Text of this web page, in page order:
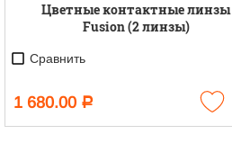
Цветные контактные линзы
Fusion (2 линзы)
Сравнить
1 680.00 Р